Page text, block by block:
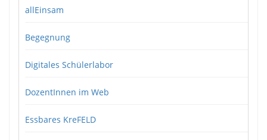
allEinsam
Begegnung
Digitales Schülerlabor
DozentInnen im Web
Essbares KreFELD